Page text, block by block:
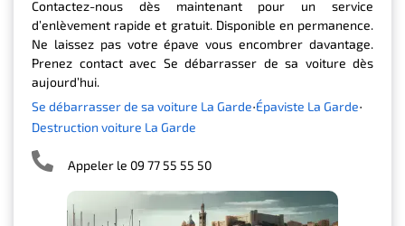
Contactez-nous dès maintenant pour un service
d’enlèvement rapide et gratuit. Disponible en permanence.
Ne laissez pas votre épave vous encombrer davantage.
Prenez contact avec Se débarrasser de sa voiture dès
aujourd’hui.
Se débarrasser de sa voiture La Garde
Épaviste La Garde
Destruction voiture La Garde
Appeler le 09 77 55 55 50